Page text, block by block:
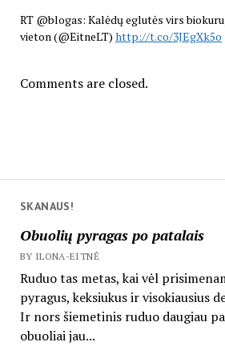
SKANAUS!
Obuolių pyragas po patalais
BY ILONA-EITNĖ
Ruduo tas metas, kai vėl
pyragus, keksiukus ir visokiausius
Ir nors šiemetinis ruduo daugiau
obuoliai jau...
RT @blogas: Kalėdų eglutės virs
vieton (@EitneLT) http://t.co/3JEgXk5o
Comments are closed.